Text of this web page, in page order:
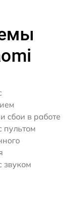
сбои в работе
пультом
звуком